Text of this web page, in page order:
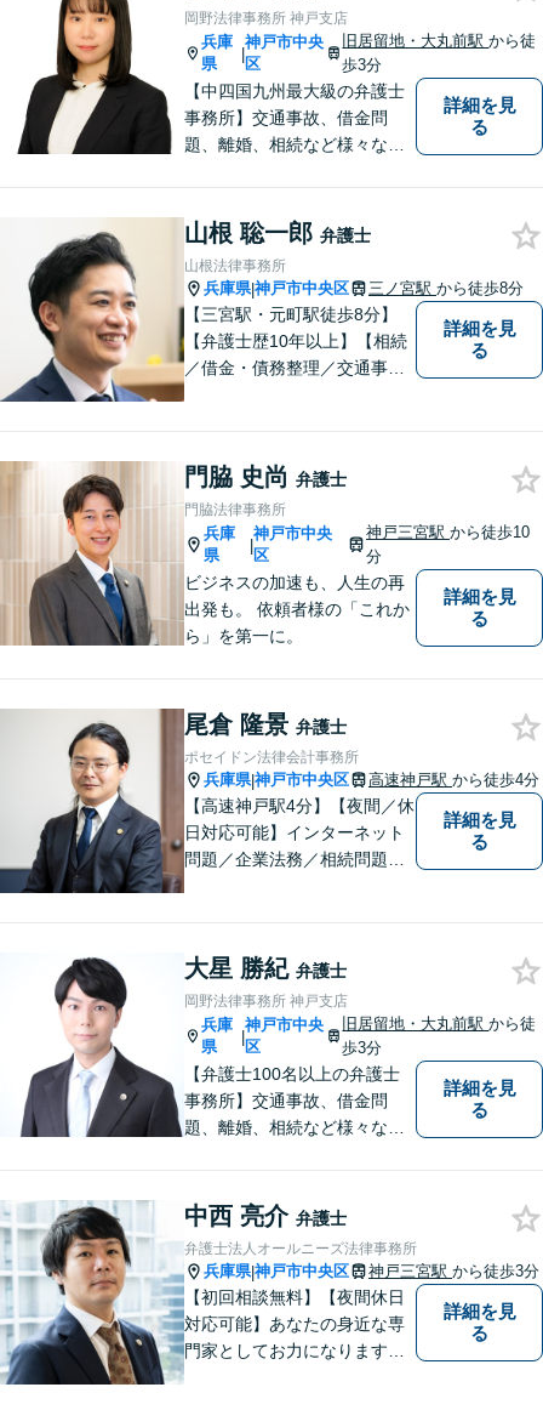
岡野法律事務所 神戸支店
兵庫
県
|
神戸市中央
区
旧居留地・大丸前駅から徒
歩3分
【中四国九州最大級の弁護士
事務所】交通事故、借金問
題、離婚、相続など様々な問
まずはお気軽にご相談くださ
い！
詳細を見
る
山根 聡一郎 弁護士
山根法律事務所
兵庫県|神戸市中央区 三ノ宮駅 から徒歩8分
【三宮駅・元町駅徒歩8分】
【弁護士歴10年以上】【相続
／借金・債務整理／交通事
ていただいています。お困り
ごとがあればお気軽に。【夜
間・土日祝対応】【一部初回
相談無料】
詳細を見
る
門脇 史尚 弁護士
門脇法律事務所
兵庫
県
|
神戸市中央
区
神戸三宮駅 から徒歩10
分
ビジネスの加速も、人生の再
出発も。 依頼者様の「これか
ら」を第一に。
詳細を見
る
尾倉 隆景 弁護士
ポセイドン法律会計事務所
兵庫県|神戸市中央区 高速神戸駅 から徒歩4分
【高速神戸駅4分】【夜間／休
日対応可能】インターネット
問題／企業法務／相続問題／
詳細を見
る
大星 勝紀 弁護士
岡野法律事務所 神戸支店
兵庫
県
|
神戸市中央
区
旧居留地・大丸前駅から徒
歩3分
【弁護士100名以上の弁護士
事務所】交通事故、借金問
題、離婚、相続など様々な問
まずはお気軽にご相談くださ
い！
詳細を見
る
中西 亮介 弁護士
弁護士法人オールニーズ法律事務所
兵庫県|神戸市中央区 神戸三宮駅 から徒歩3分
【初回相談無料】【夜間休日
対応可能】あなたの身近な専
門家としてお力になります。
詳細を見
る